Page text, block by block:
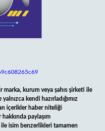
marka, kurum veya şahıs şirketi ile
kendi hazırladığımız
içerikler haber niteliği
paylaşım
isim benzerlikleri tamamen